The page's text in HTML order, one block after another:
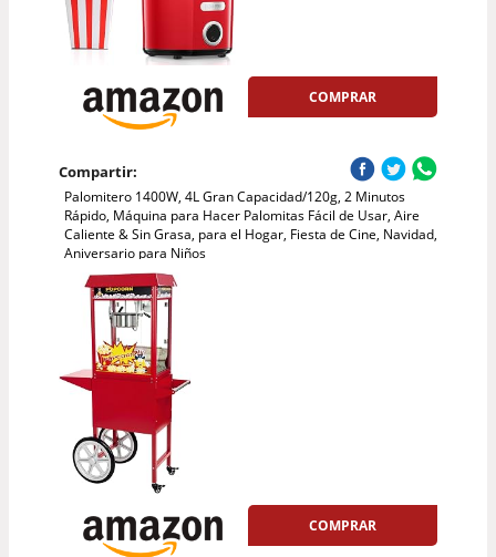
COMPRAR
Compartir:
Palomitero 1400W, 4L Gran Capacidad/120g, 2 Minutos
Rápido, Máquina para Hacer Palomitas Fácil de Usar, Aire
Caliente & Sin Grasa, para el Hogar, Fiesta de Cine, Navidad,
Aniversario para Niños
COMPRAR